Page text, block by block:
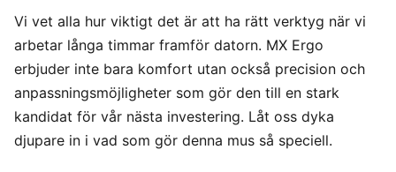
Vi vet alla hur viktigt det är att ha rätt verktyg när vi
arbetar långa timmar framför datorn. MX Ergo
erbjuder inte bara komfort utan också precision och
anpassningsmöjligheter som gör den till en stark
kandidat för vår nästa investering. Låt oss dyka
djupare in i vad som gör denna mus så speciell.